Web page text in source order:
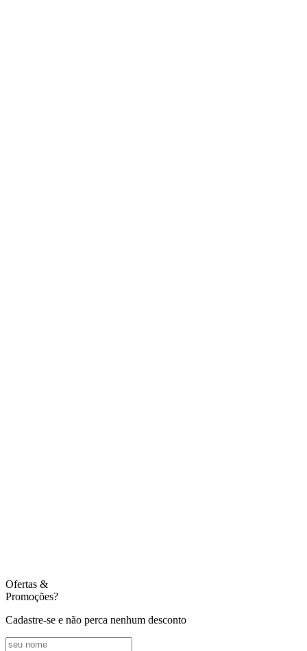
Ofertas &
Promoções?
Cadastre-se e não perca nenhum desconto